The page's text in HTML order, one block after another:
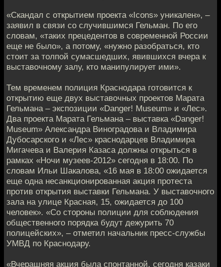
«Скандал с открытием проекта «Icons» уникален», –
заявил в связи со случившимся Гельман. По его
словам, «таких прецедентов в современной России
еще не было», а потому, «нужно разобраться, кто
стоит за толпой сумасшедших, явившихся вчера к
выставочному залу, кто манипулирует ими».
Тем временем полиция Краснодара готовится к
открытию еще двух выставочных проектов Марата
Гельмана – экспозиции «Danger! Museum» и «Лес».
Два проекта Марата Гельмана – выставка «Danger!
Museum» Александра Виноградова и Владимира
Дубосарского и «Лес» краснодарцев Владимира
Мигачева и Валерия Казаса должны открыться в
рамках «Ночи музеев-2012» сегодня в 18:00. По
словам Ильи Шакалова, «16 мая в 18:00 ожидается
еще одна несанкционированная акция протеста
против открытия выставки Гельмана. У выставочного
зала на улице Красная, 15, ожидается до 100
человек». «Со стороны полиции для соблюдения
общественного порядка будут дежурить 70
полицейских», – отметил начальник пресс-службы
УМВД по Краснодару.
«Вчерашняя акция была спонтанной, сегодня казаки